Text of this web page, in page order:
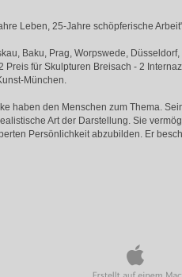
25-Jahre schöpferische
Baku, Prag, Worpswede, Düsseldorf,
Preis für Skulpturen Breisach - 2
München.
haben den Menschen zum Thema.
Art der Darstellung. Sie
Persönlichkeit abzubilden. Er